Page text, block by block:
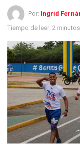
Por: Ingrid
Tiempo de leer: 2